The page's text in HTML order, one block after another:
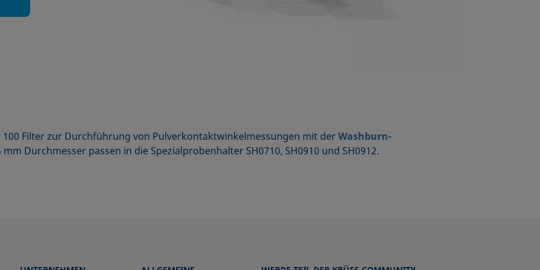
100 Filter zur Durchführung von Pulverkontaktwinkelmessungen mit derWashburn-
Durchmesser passen in die Spezialprobenhalter SH0710, SH0910 und SH0912.